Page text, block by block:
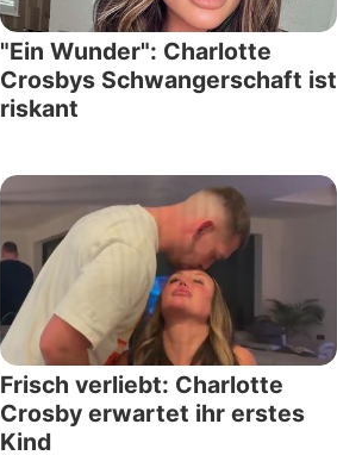
"Ein Wunder": Charlotte
Crosbys Schwangerschaft ist
riskant
Frisch verliebt: Charlotte
Crosby erwartet ihr erstes
Kind